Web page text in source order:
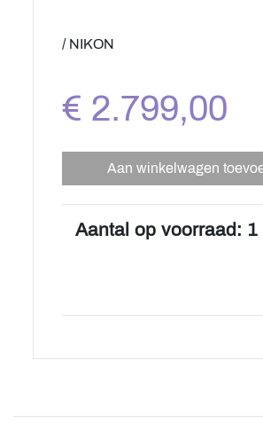
/ NIKON
€ 2.799,00
Aan winkelwagen
Aantal op voorraad: 1